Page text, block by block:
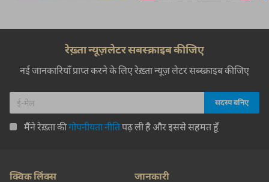
रेख़्ता न्यूज़लेटर सबस्क्राइब कीजिए
नई जानकारियाँ प्राप्त करने के लिए रेख़्ता न्यूज़ लेटर सब्स्क्राइब कीजिए
मैंने रेख़्ता कीगोपनीयता नीतिपढ़ ली है और इससे सहमत हूँ
क्विक लिंक्स जानकारी